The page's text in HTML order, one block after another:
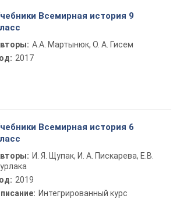
Всемирная история 9
А.А. Мартынюк, О. А. Гисем
2017
Всемирная история 6
И. Я. Щупак, И. А. Пискарева, Е.В.
2019
Интегрированный курс